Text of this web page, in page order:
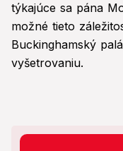
týkajúce sa pána
možné tieto
Buckinghamský
vyšetrovaniu.